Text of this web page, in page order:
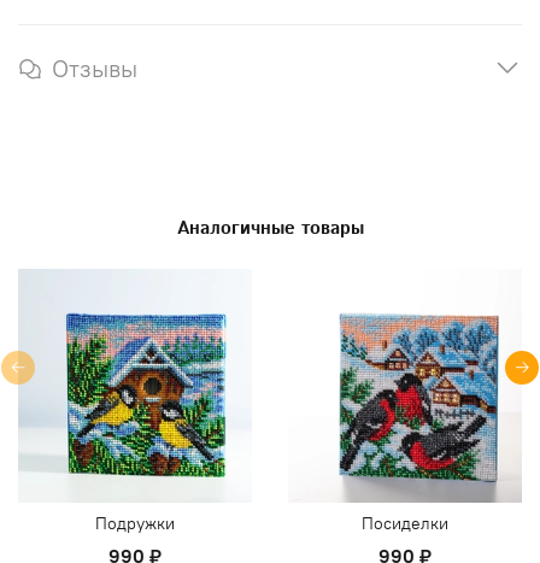
Отзывы
Аналогичные товары
Подружки
990 ₽
Посиделки
990 ₽